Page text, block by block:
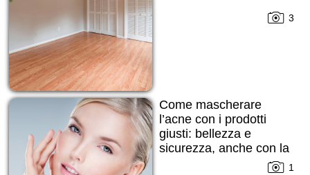
3
Come mascherare
l’acne con i prodotti
giusti: bellezza e
sicurezza, anche con la
1